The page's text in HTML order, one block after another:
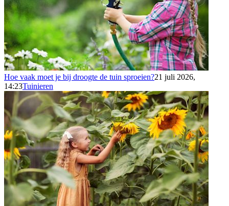
Hoe vaak moet je bij droogte de tuin sproeien?21 juli 2026,
14:23Tuinieren